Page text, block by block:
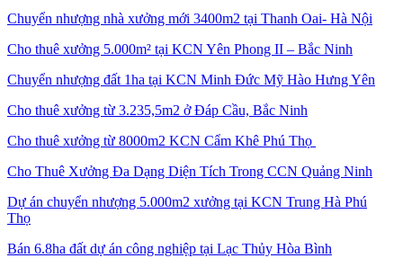
Chuyển nhượng nhà xưởng mới 3400m2 tại Thanh Oai- Hà Nội
Cho thuê xưởng 5.000m² tại KCN Yên Phong II – Bắc Ninh
Chuyển nhượng đất 1ha tại KCN Minh Đức Mỹ Hào Hưng Yên
Cho thuê xưởng từ 3.235,5m2 ở Đáp Cầu, Bắc Ninh
Cho thuê xưởng từ 8000m2 KCN Cẩm Khê Phú Thọ
Cho Thuê Xưởng Đa Dạng Diện Tích Trong CCN Quảng Ninh
Dự án chuyển nhượng 5.000m2 xưởng tại KCN Trung Hà Phú
Thọ
Bán 6.8ha đất dự án công nghiệp tại Lạc Thủy Hòa Bình